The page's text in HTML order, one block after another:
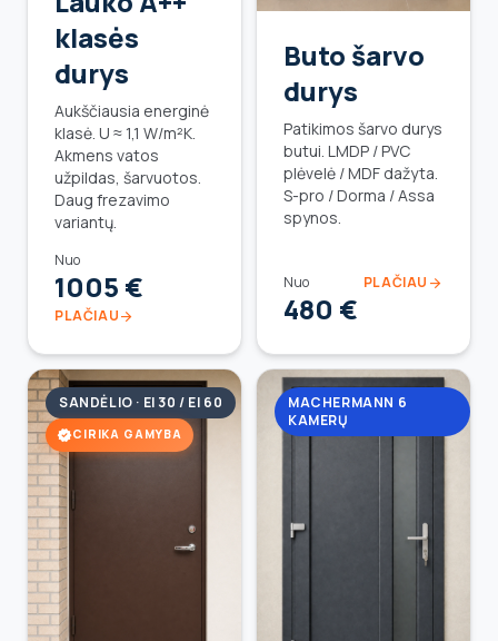
klasės
durys
Aukščiausia energinė
klasė. U ≈ 1,1 W/m²K.
Akmens vatos
užpildas, šarvuotos.
Daug frezavimo
variantų.
Nuo
1005 €
PLAČIAUarrow_forward
Buto šarvo
durys
Patikimos šarvo durys
butui. LMDP / PVC
plėvelė / MDF dažyta.
S-pro / Dorma / Assa
spynos.
Nuo
480 €
PLAČIAU arrow_forward
SANDĖLIO · EI 30 / EI 60
verifiedCIRIKA GAMYBA
MACHERMANN 6
KAMERŲ